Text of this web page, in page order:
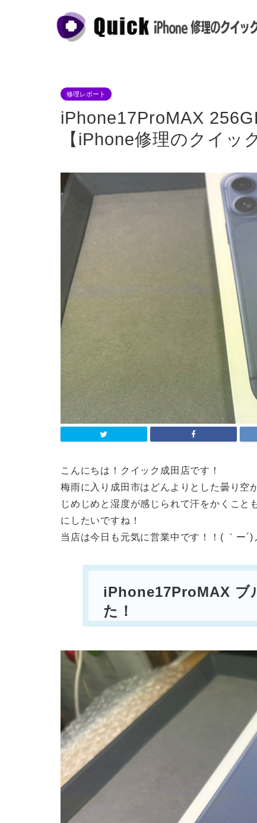
修理レポート
iPhone17ProMAX
【iPhone修理のクイッ
こんにちは！クイック成田店です！
梅雨に入り成田市はどんよりとした曇り空
じめじめと湿度が感じられて汗をかくこと
にしたいですね！
当店は今日も元気に営業中です！！( ｀ー´)
iPhone17ProMAX ブ
た！